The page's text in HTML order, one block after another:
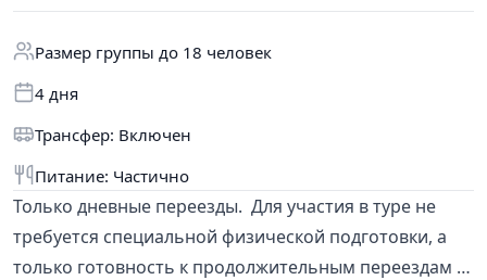
Размер группы до 18 человек
4 дня
Трансфер: Включен
Питание: Частично
Только дневные переезды. Для участия в туре не
требуется специальной физической подготовки, а
только готовность к продолжительным переездам и